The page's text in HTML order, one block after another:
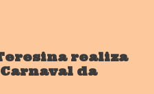
realiza
da